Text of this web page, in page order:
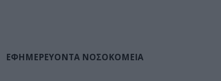
ΕΦΗΜΕΡΕΥΟΝΤΑ ΝΟΣΟΚΟΜΕΙΑ